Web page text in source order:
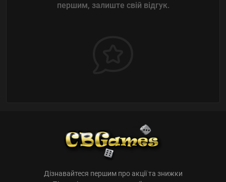
першим, залиште свій відгук.
Дізнавайтеся першим про акції та знижки